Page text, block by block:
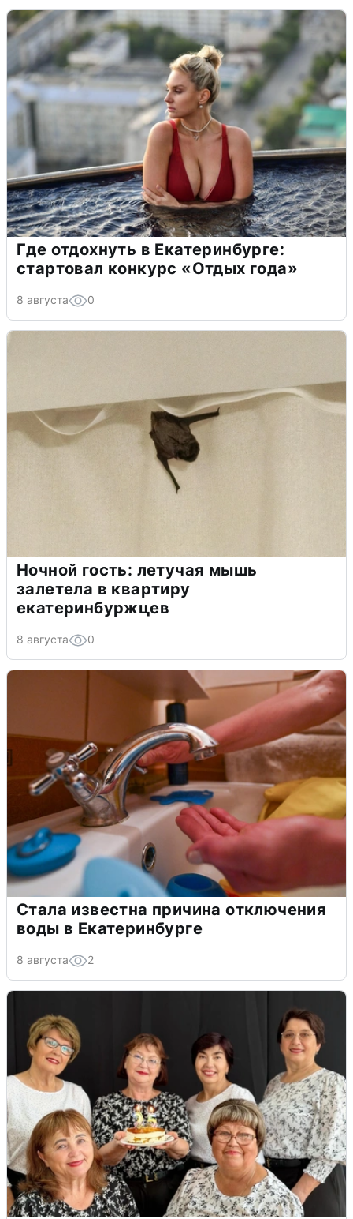
Где отдохнуть в Екатеринбурге:
стартовал конкурс «Отдых года»
8 августа 0
Ночной гость: летучая мышь
залетела в квартиру
екатеринбуржцев
8 августа 0
Стала известна причина отключения
воды в Екатеринбурге
8 августа 2